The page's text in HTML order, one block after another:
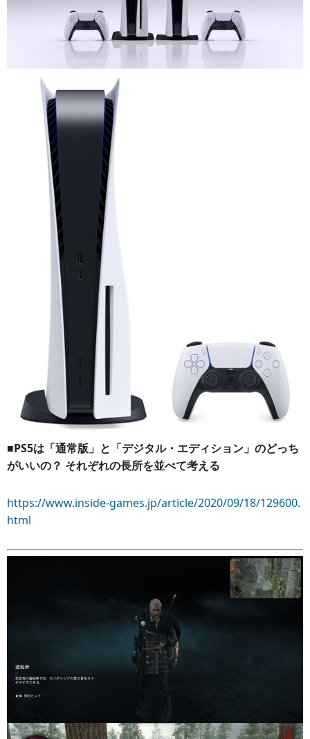
■PS5は「通常版」と「デジタル・エディション」のどっち
がいいの？ それぞれの長所を並べて考える
https://www.inside-games.jp/article/2020/09/18/129600.
html